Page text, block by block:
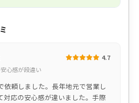
心感が段違い
4.7
依頼しました。長年地元で営業し
対応の安心感が違いました。手際